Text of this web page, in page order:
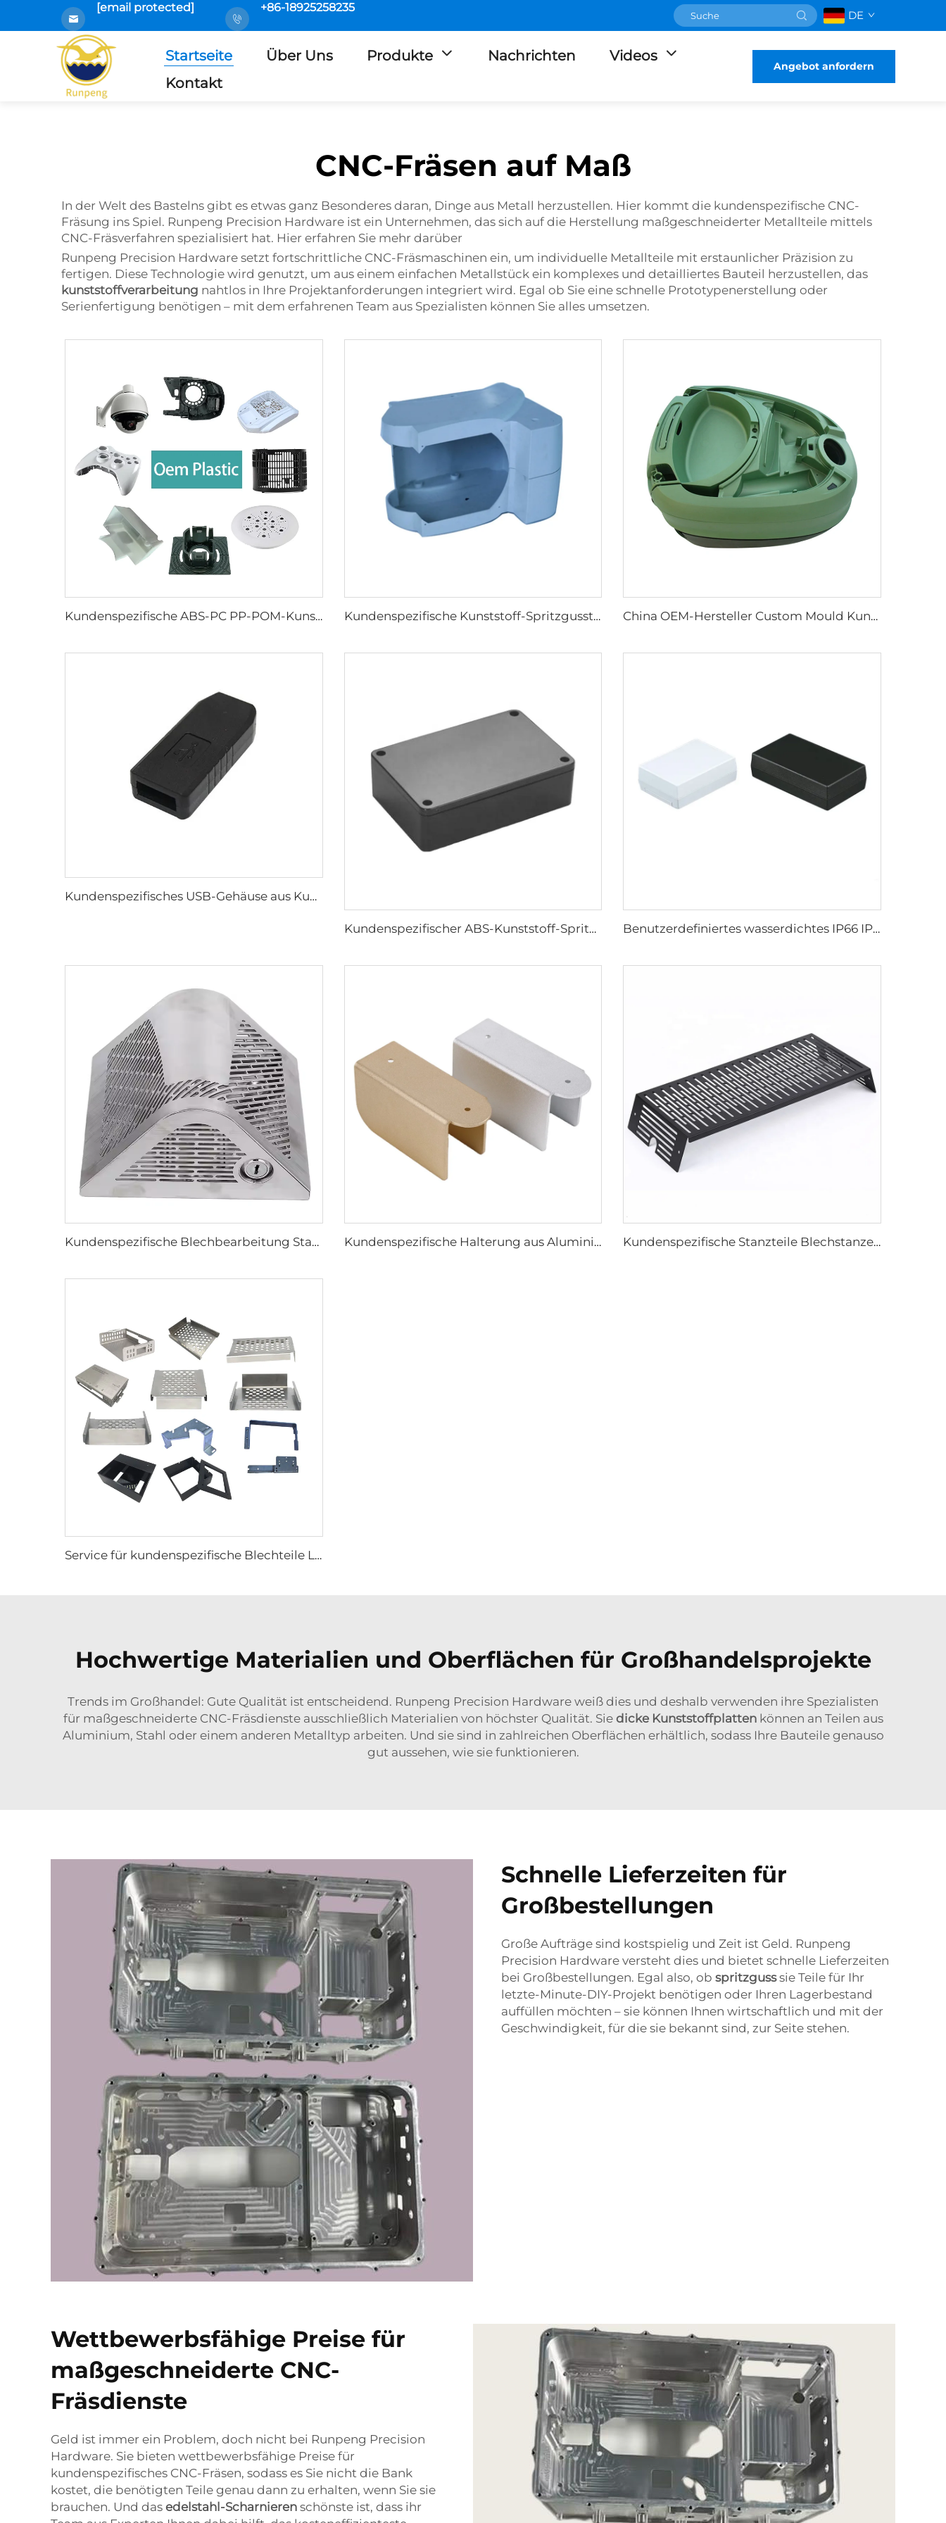
[email protected] +86-18925258235
DE
Startseite Über Uns Produkte Nachrichten
Videos
Kontakt
Angebot anfordern
CNC-Fräsen auf Maß
In der Welt des Bastelns gibt es etwas ganz Besonderes daran, Dinge aus Metall herzustellen. Hier kommt die kundenspezifische CNC-
Fräsung ins Spiel. Runpeng Precision Hardware ist ein Unternehmen, das sich auf die Herstellung maßgeschneiderter Metallteile mittels
CNC-Fräsverfahren spezialisiert hat. Hier erfahren Sie mehr darüber
Runpeng Precision Hardware setzt fortschrittliche CNC-Fräsmaschinen ein, um individuelle Metallteile mit erstaunlicher Präzision zu
fertigen. Diese Technologie wird genutzt, um aus einem einfachen Metallstück ein komplexes und detailliertes Bauteil herzustellen, das
kunststoffverarbeitung nahtlos in Ihre Projektanforderungen integriert wird. Egal ob Sie eine schnelle Prototypenerstellung oder
Serienfertigung benötigen – mit dem erfahrenen Team aus Spezialisten können Sie alles umsetzen.
Kundenspezifische ABS-PC PP-POM-Kunststoff-Spritzgusshersteller Formteile für Gehäusegehäuse elektronischer Geräte Kundenspezifische Kunststoff-Spritzgussteile Kundenspezifische Kunststoff-Spritzgussteile China OEM-Hersteller Custom Mould Kunststoffteile Spritzguss Kunststoffteile
Kundenspezifisches USB-Gehäuse aus Kunststoffspritzguss, kundenspezifische ABS-PC-Kunststoffspritzgussteile
Kundenspezifischer ABS-Kunststoff-Spritzguss-Elektronikgehäusekasten Kunststoff-Anschlusskasten für elektronische Geräte Benutzerdefiniertes wasserdichtes IP66 IP67-ABS- und PC-Material-Anschlusskasten-Kunststoffgehäuse für elektronische Geräte
Kundenspezifische Blechbearbeitung Stanzteile Edelstahlprodukte Blechbearbeitung Kundenspezifische Halterung aus Aluminium und Edelstahl, pulverbeschichtete Stanzhalterung Kundenspezifische Stanzteile Blechstanzen Metallbearbeitung Stanzteile
Service für kundenspezifische Blechteile Laserschneiden Schweißen Biegen und Stanzen Herstellung von Eisen und Edelstahl Stanzbearbeitung
Hochwertige Materialien und Oberflächen für Großhandelsprojekte
Trends im Großhandel: Gute Qualität ist entscheidend. Runpeng Precision Hardware weiß dies und deshalb verwenden ihre Spezialisten
für maßgeschneiderte CNC-Fräsdienste ausschließlich Materialien von höchster Qualität. Sie dicke Kunststoffplatten können an Teilen aus
Aluminium, Stahl oder einem anderen Metalltyp arbeiten. Und sie sind in zahlreichen Oberflächen erhältlich, sodass Ihre Bauteile genauso
gut aussehen, wie sie funktionieren.
Schnelle Lieferzeiten für
Großbestellungen
Große Aufträge sind kostspielig und Zeit ist Geld. Runpeng
Precision Hardware versteht dies und bietet schnelle Lieferzeiten
bei Großbestellungen. Egal also, ob spritzgusssie Teile für Ihr
letzte-Minute-DIY-Projekt benötigen oder Ihren Lagerbestand
auffüllen möchten – sie können Ihnen wirtschaftlich und mit der
Geschwindigkeit, für die sie bekannt sind, zur Seite stehen.
Wettbewerbsfähige Preise für
maßgeschneiderte CNC-
Fräsdienste
Geld ist immer ein Problem, doch nicht bei Runpeng Precision
Hardware. Sie bieten wettbewerbsfähige Preise für
kundenspezifisches CNC-Fräsen, sodass es Sie nicht die Bank
kostet, die benötigten Teile genau dann zu erhalten, wenn Sie sie
brauchen. Und das edelstahl-Scharnieren schönste ist, dass ihr